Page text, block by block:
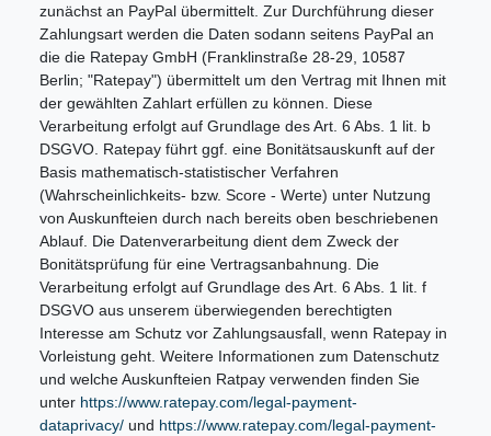
zunächst an PayPal übermittelt. Zur Durchführung dieser
Zahlungsart werden die Daten sodann seitens PayPal an
die die Ratepay GmbH (Franklinstraße 28-29, 10587
Berlin; "Ratepay") übermittelt um den Vertrag mit Ihnen mit
der gewählten Zahlart erfüllen zu können. Diese
Verarbeitung erfolgt auf Grundlage des Art. 6 Abs. 1 lit. b
DSGVO. Ratepay führt ggf. eine Bonitätsauskunft auf der
Basis mathematisch-statistischer Verfahren
(Wahrscheinlichkeits- bzw. Score - Werte) unter Nutzung
von Auskunfteien durch nach bereits oben beschriebenen
Ablauf. Die Datenverarbeitung dient dem Zweck der
Bonitätsprüfung für eine Vertragsanbahnung. Die
Verarbeitung erfolgt auf Grundlage des Art. 6 Abs. 1 lit. f
DSGVO aus unserem überwiegenden berechtigten
Interesse am Schutz vor Zahlungsausfall, wenn Ratepay in
Vorleistung geht. Weitere Informationen zum Datenschutz
und welche Auskunfteien Ratpay verwenden finden Sie
unter https://www.ratepay.com/legal-payment-
dataprivacy/ und https://www.ratepay.com/legal-payment-